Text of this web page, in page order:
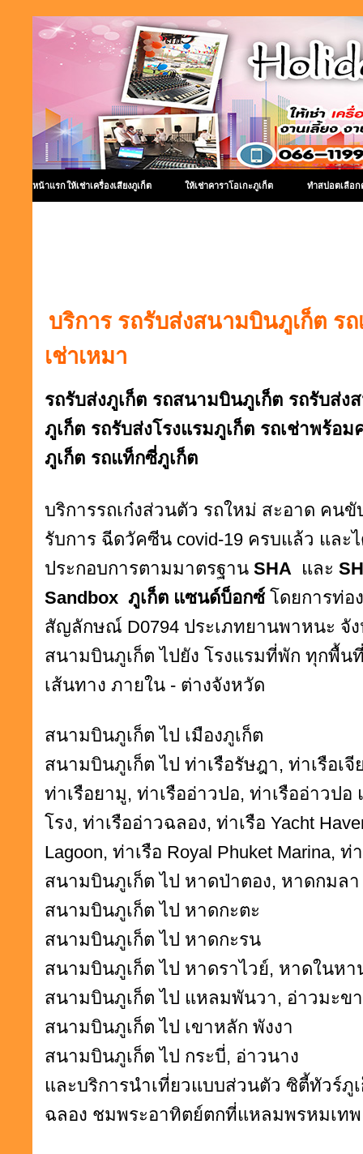
หน้าแรกให้เช่าเครื่องเสียงภูเก็ต ให้เช่าคาราโอเกะภูเก็ต ทำสปอตเลือก
บริการ รถรับส่งสนามบินภูเก็ต ร
เช่าเหมา
รถรับส่งภูเก็ต รถสนามบินภูเก็ต รถรับส่ง
ภูเก็ต รถรับส่งโรงแรมภูเก็ต รถเช่าพร้อม
ภูเก็ต รถแท็กซี่ภูเก็ต
บริการรถเก๋งส่วนตัว รถใหม่ สะอาด คน
รับการ ฉีดวัคซีน covid-19 ครบแล้ว และ
ประกอบการตามมาตรฐาน SHA และ
Sandbox ภูเก็ต แซนด์บ็อกซ์ โดยการท่อ
สัญลักษณ์ D0794 ประเภทยานพาหนะ จั
สนามบินภูเก็ต ไปยัง โรงแรมที่พัก ทุกพื้น
เส้นทาง ภายใน - ต่างจังหวัด
สนามบินภูเก็ต ไป เมืองภูเก็ต
สนามบินภูเก็ต ไป ท่าเรือรัษฎา, ท่าเรือเจี
ท่าเรือยามู, ท่าเรืออ่าวปอ, ท่าเรืออ่าวป
โรง, ท่าเรืออ่าวฉลอง, ท่าเรือ Yacht
Lagoon, ท่าเรือ Royal Phuket Marina,
สนามบินภูเก็ต ไป หาดป่าตอง, หาดกมลา
สนามบินภูเก็ต ไป หาดกะตะ
สนามบินภูเก็ต ไป หาดกะรน
สนามบินภูเก็ต ไป หาดราไวย์, หาดในหา
สนามบินภูเก็ต ไป แหลมพันวา, อ่าวมะข
สนามบินภูเก็ต ไป เขาหลัก พังงา
สนามบินภูเก็ต ไป กระบี่, อ่าวนาง
และบริการนำเที่ยวแบบส่วนตัว ซิตี้ทัวร์ภู
ฉลอง ชมพระอาทิตย์ตกที่แหลมพรหมเท